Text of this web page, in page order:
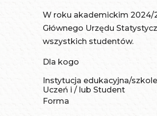
W roku akademickim 2024/
Głównego Urzędu
wszystkich studentów.
Dla kogo
Instytucja edukacyjna/
Uczeń i / lub Student
Forma